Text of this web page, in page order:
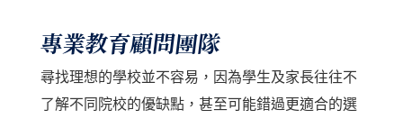
專業教育顧問團隊
尋找理想的學校並不容易，因為學生及家長往往不
了解不同院校的優缺點，甚至可能錯過更適合的選